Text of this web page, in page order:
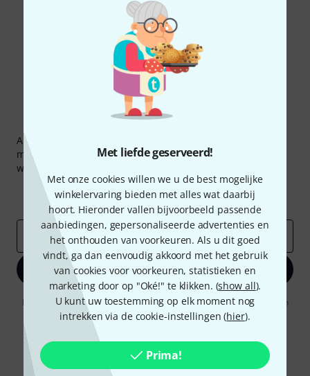
Met liefde geserveerd!
Met onze cookies willen we u de best mogelijke
winkelervaring bieden met alles wat daarbij
hoort. Hieronder vallen bijvoorbeeld passende
aanbiedingen, gepersonaliseerde advertenties en
het onthouden van voorkeuren. Als u dit goed
vindt, ga dan eenvoudig akkoord met het gebruik
van cookies voor voorkeuren, statistieken en
marketing door op "Oké!" te klikken. (show all).
U kunt uw toestemming op elk moment nog
intrekken via de cookie-instellingen (hier).
Prima!
Thomann nieuwsbrief
Abonneer u op de Thomann-nieuwsbrief in het Engels en
met een beetje geluk kunt u een van50 vouchers
waarde van
Inspirerende bijdragen
Aanbiedingen
Thomann-inzichten
E-Mail adres*
Registreer nu
Door op "Registreer nu" te klikken, gaat u akkoord met het ontvangen
van e-mailreclame. U kunt zich op elk moment afmelden. Meer
informatie over de nieuwsbrief vindt u in onzerichtlijn
* Benodigd